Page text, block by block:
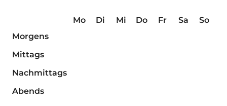
Mo Di Mi Do Fr Sa
So
Morgens
Mittags
Nachmittags
Abends